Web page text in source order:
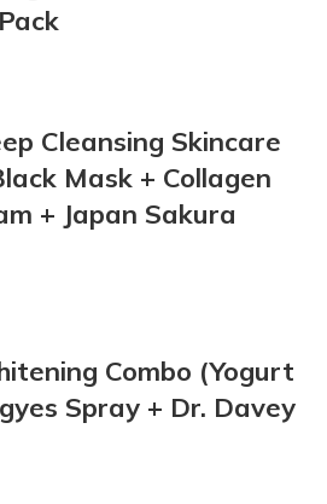
Cleansing Skincare
Mask + Collagen
+ Japan Sakura
Combo (Yogurt
Spray + Dr. Davey